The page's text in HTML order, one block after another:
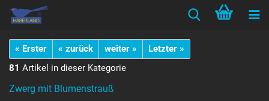
« Erster « zurück weiter »
Letzter »
81 Artikel in dieser Kategorie
Zwerg mit Blumenstrauß